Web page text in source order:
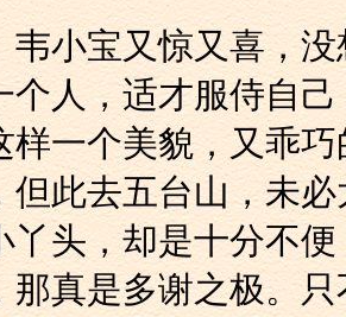
宝又惊又喜，没
个人，适才服侍自
样一个美貌，又乖
但此去五台山，未
丫头，却是十分不
那真是多谢之极。